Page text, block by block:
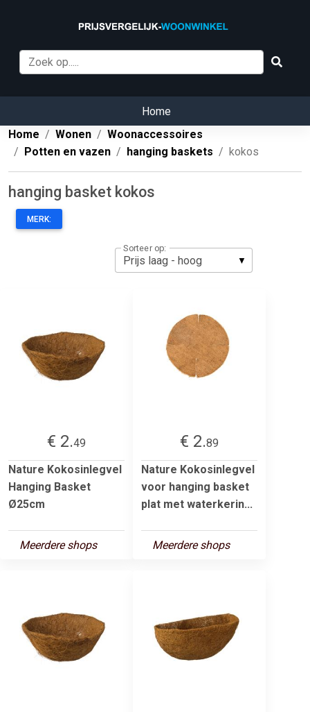
Home
Home
Wonen
Woonaccessoires
Potten en vazen
hanging baskets kokos
hanging basket kokos
MERK:
Sorteer op:
€ 2.49
Nature Kokosinlegvel
Hanging Basket
Ø25cm
Meerdere shops
€ 2.89
Nature Kokosinlegvel
voor hanging basket
plat met waterkerin...
Meerdere shops